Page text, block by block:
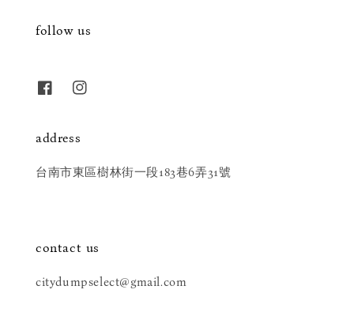
follow us
address
台南市東區樹林街一段183巷6弄31號
contact us
citydumpselect@gmail.com